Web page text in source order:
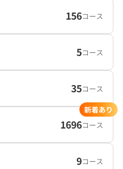
156コース
5コース
35コース
1696コース
新着あり
9コース